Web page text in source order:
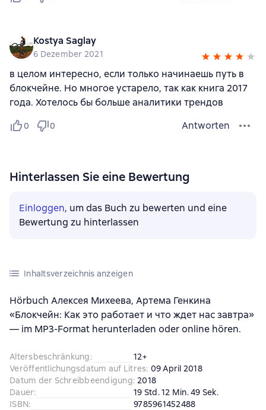
Kostya Saglay
6 Dezember 2021
в целом интересно, если только начинаешь путь в
блокчейне. Но многое устарело, так как книга 2017
года. Хотелось бы больше аналитики трендов
0 0 Antworten
Hinterlassen Sie eine Bewertung
Einloggen, um das Buch zu bewerten und eine
Bewertung zu hinterlassen
Inhaltsverzeichnis anzeigen
Hörbuch Алексея Михеева, Артема Генкина
«Блокчейн: Как это работает и что ждет нас завтра»
— im MP3-Format herunterladen oder online hören.
Altersbeschränkung:
12+
Veröffentlichungsdatum auf Litres: 09 April 2018
Datum der Schreibbeendigung: 2018
Dauer:
19 Std. 12 Min. 49 Sek.
ISBN:
9785961452488